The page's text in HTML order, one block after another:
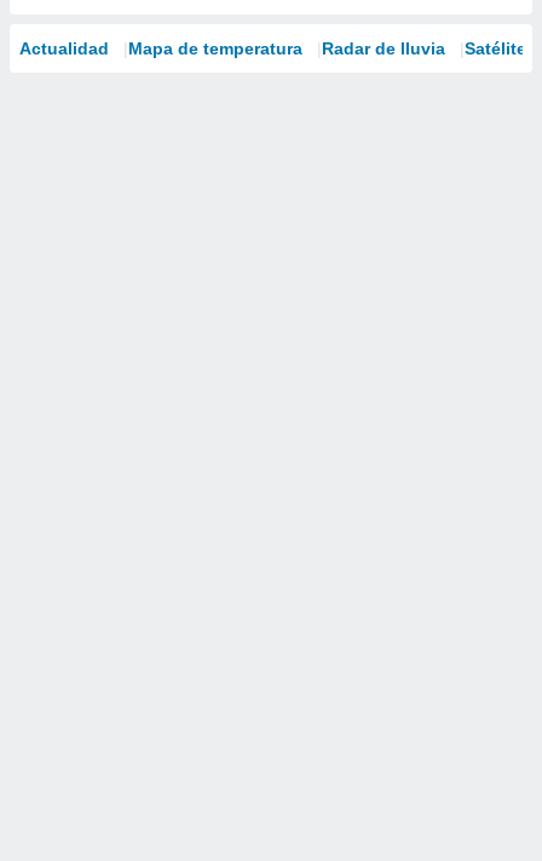
Actualidad Mapa de temperatura Radar de lluvia Satélites